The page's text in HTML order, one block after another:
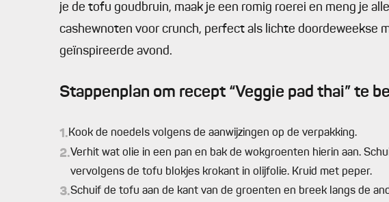
je de tofu goudbruin, maak je een romig roerei en meng je
cashewnoten voor crunch, perfect als lichte doordeweekse
geïnspireerde avond.
Stappenplan om recept “Veggie pad thai” te
1.Kook de noedels volgens de aanwijzingen op de verpakking.
2.Verhit wat olie in een pan en bak de wokgroenten hierin aan.
vervolgens de tofu blokjes krokant in olijfolie. Kruid met peper.
3.Schuif de tofu aan de kant van de groenten en breek langs de